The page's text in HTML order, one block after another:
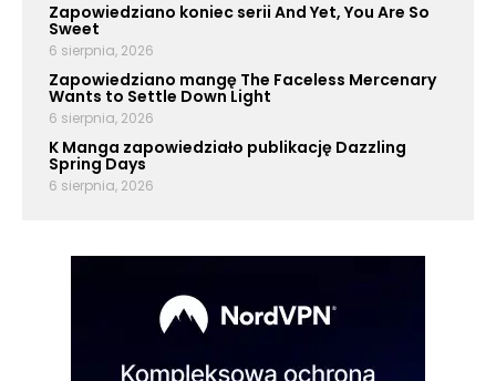
Zapowiedziano koniec serii And Yet, You Are So
Sweet
6 sierpnia, 2026
Zapowiedziano mangę The Faceless Mercenary
Wants to Settle Down Light
6 sierpnia, 2026
K Manga zapowiedziało publikację Dazzling
Spring Days
6 sierpnia, 2026